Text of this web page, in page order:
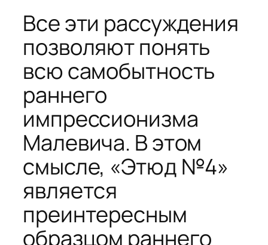
Все эти рассуждения
позволяют понять
всю самобытность
раннего
импрессионизма
Малевича. В этом
смысле, «Этюд №4»
является
преинтересным
образцом раннего